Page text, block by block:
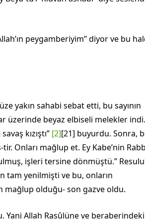
peygamberiyim” diyor ve bu
ya­kın sahabi sebat etti, bu sayının
üzerinde beyaz elbiseli melekler indi.
kızıştı” [2][21] buyurdu. Sonra,
Onları mağlup et. Ey Kabe’nin
işleri tersine dönmüştü.”
tam yenil­mişti ve bu, onların
mağlup olduğu- son gazve oldu.
Yani Allah Rasûlüne ve beraberindeki